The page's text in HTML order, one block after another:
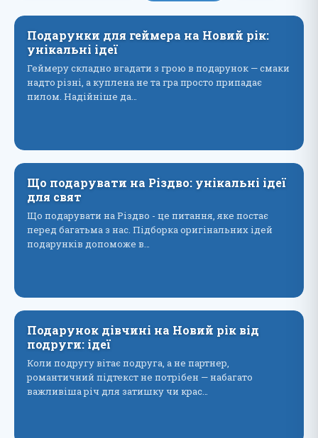
Подарунки для геймера на Новий рік:
унікальні ідеї
Геймеру складно вгадати з грою в подарунок — смаки
надто різні, а куплена не та гра просто припадає
пилом. Надійніше да…
Що подарувати на Різдво: унікальні ідеї
для свят
Що подарувати на Різдво - це питання, яке постає
перед багатьма з нас. Підборка оригінальних ідей
подарунків допоможе в…
Подарунок дівчині на Новий рік від
подруги: ідеї
Коли подругу вітає подруга, а не партнер,
романтичний підтекст не потрібен — набагато
важливіша річ для затишку чи крас…